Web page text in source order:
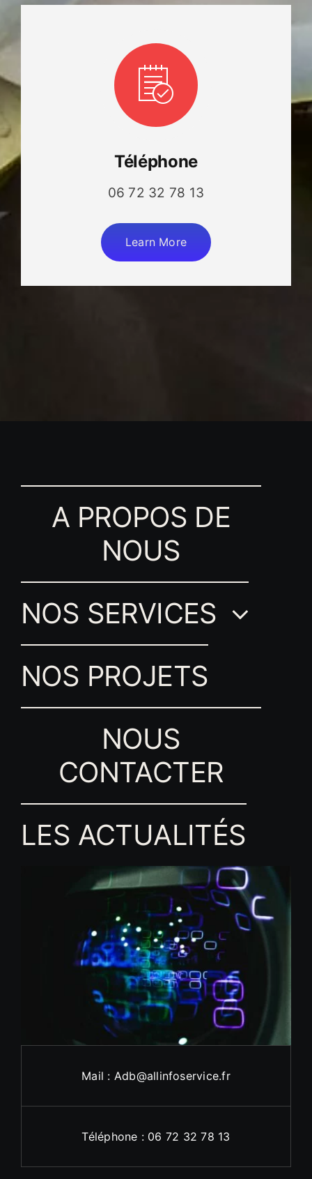
Téléphone
06 72 32 78 13
Learn More
A PROPOS DE
NOUS
NOS SERVICES
NOS PROJETS
NOUS
CONTACTER
LES ACTUALITÉS
Mail : Adb@allinfoservice.fr
Téléphone : 06 72 32 78 13